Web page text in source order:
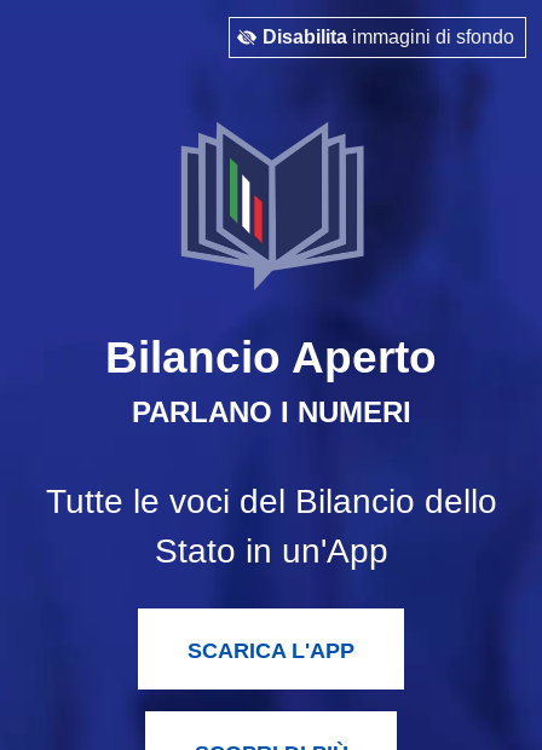
Disabilitaimmagini di sfondo
Bilancio Aperto
PARLANO I NUMERI
Tutte le voci del Bilancio dello
Stato in un'App
Navigazione interna
SCARICA L'APP